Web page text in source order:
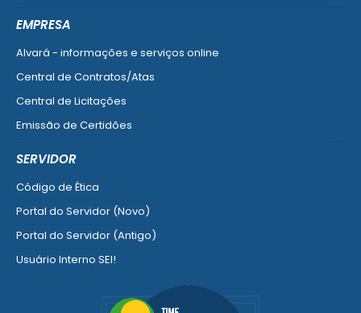
EMPRESA
Alvará - informações e serviços online
Central de Contratos/Atas
Central de Licitações
Emissão de Certidões
SERVIDOR
Código de Ética
Portal do Servidor (Novo)
Portal do Servidor (Antigo)
Usuário Interno SEI!